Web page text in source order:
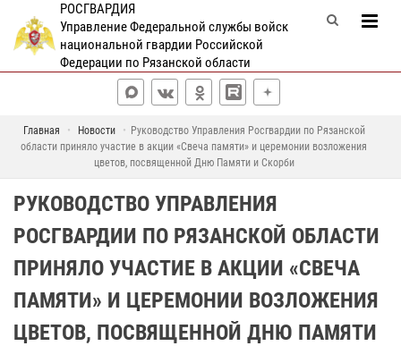
РОСГВАРДИЯ
Управление Федеральной службы войск
национальной гвардии Российской
Федерации по Рязанской области
Главная Новости
Руководство Управления Росгвардии по Рязанской
области приняло участие в акции «Свеча памяти» и церемонии возложения
цветов, посвященной Дню Памяти и Скорби
РУКОВОДСТВО УПРАВЛЕНИЯ
РОСГВАРДИИ ПО РЯЗАНСКОЙ ОБЛАСТИ
ПРИНЯЛО УЧАСТИЕ В АКЦИИ «СВЕЧА
ПАМЯТИ» И ЦЕРЕМОНИИ ВОЗЛОЖЕНИЯ
ЦВЕТОВ, ПОСВЯЩЕННОЙ ДНЮ ПАМЯТИ